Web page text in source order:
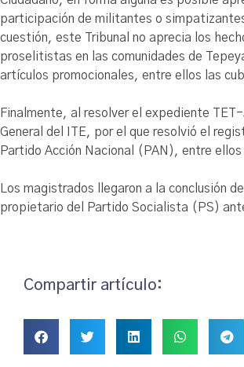
participación de militantes o
cuestión, este Tribunal no aprecia los
proselitistas en las comunidades de
artículos promocionales, entre ellos las
Finalmente, al resolver el expediente
General del ITE, por el que resolvió el
Partido Acción Nacional (PAN), entre
Los magistrados llegaron a la conclusión
propietario del Partido Socialista (PS)
Compartir artículo: